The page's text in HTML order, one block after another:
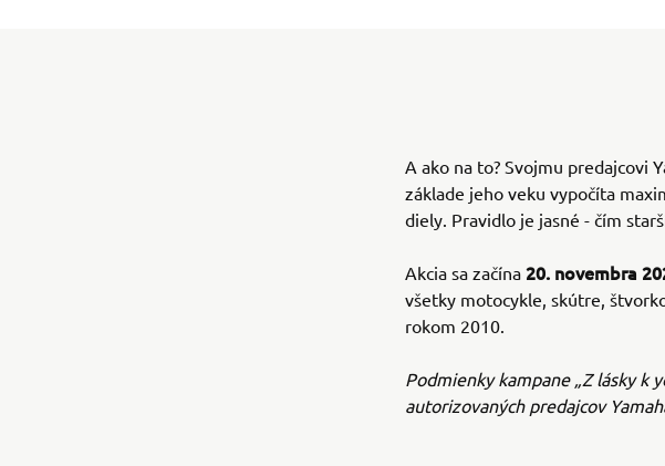
A ako na to? Svojmu predajcovi
základe jeho veku vypočíta
diely. Pravidlo je jasné - čím
Akcia sa začína 20. novembra
všetky motocykle, skútre,
rokom 2010.
Podmienky kampane „Z lásky k
autorizovaných predajcov